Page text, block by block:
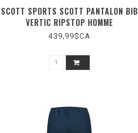
SCOTT SPORTS SCOTT PANTALON BIB
VERTIC RIPSTOP HOMME
439,99$CA